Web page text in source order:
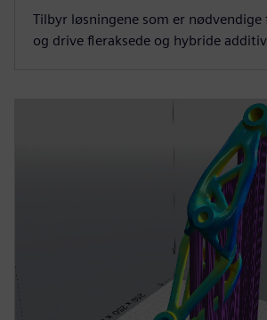
Tilbyr løsningene som er nødvendige
og drive fleraksede og hybride